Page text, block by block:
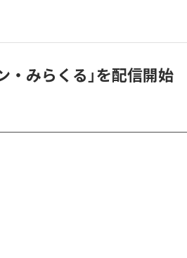
・みらくる」を配信開始